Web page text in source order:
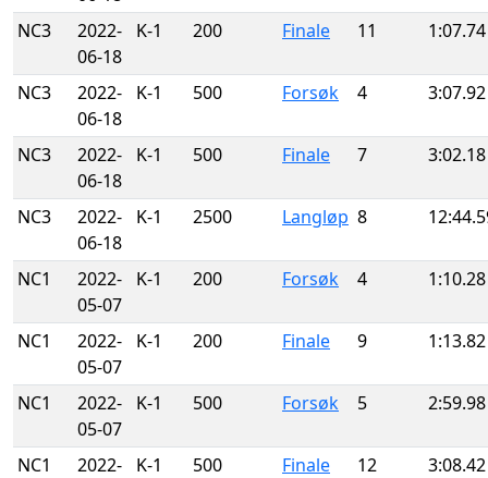
NC3
2022-
06-18
K-1 200 Finale 11 1:07.74
NC3
2022-
06-18
K-1 500 Forsøk 4 3:07.92
NC3
2022-
06-18
K-1 500 Finale 7 3:02.18
NC3
2022-
06-18
K-1 2500 Langløp 8
NC1
2022-
05-07
K-1 200 Forsøk 4 1:10.28
NC1
2022-
05-07
K-1 200 Finale 9 1:13.82
NC1
2022-
05-07
K-1 500 Forsøk 5 2:59.98
NC1
2022-
K-1 500 Finale 12 3:08.42